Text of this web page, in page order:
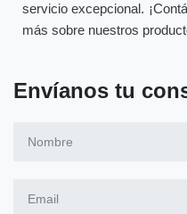
servicio excepcional.
más sobre nuestros
Envíanos tu